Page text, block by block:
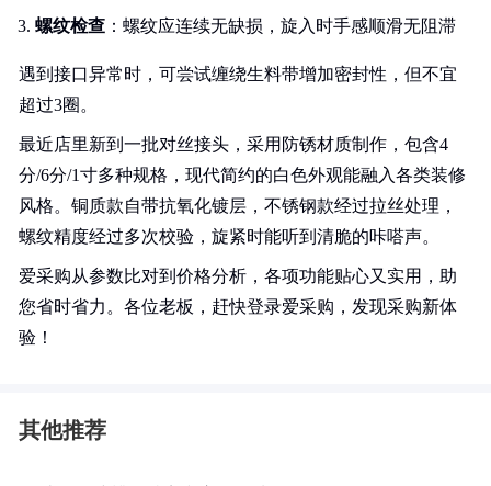
螺纹检查 ：螺纹应连续无缺损，旋入时手感顺滑无阻滞
遇到接口异常时，可尝试缠绕生料带增加密封性，但不宜
超过3圈。
最近店里新到一批对丝接头，采用防锈材质制作，包含4
分/6分/1寸多种规格，现代简约的白色外观能融入各类装修
风格。铜质款自带抗氧化镀层，不锈钢款经过拉丝处理，
螺纹精度经过多次校验，旋紧时能听到清脆的咔嗒声。
爱采购从参数比对到价格分析，各项功能贴心又实用，助
您省时省力。各位老板，赶快登录爱采购，发现采购新体
验！
其他推荐